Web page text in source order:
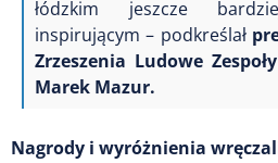
łódzkim jeszcze
inspirującym – podkreślał
Zrzeszenia Ludowe
Marek Mazur.
Nagrody i wyróżnienia